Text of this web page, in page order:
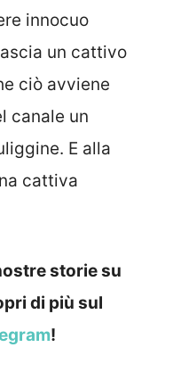
innocuo
un cattivo
ciò avviene
canale un
E alla
cattiva
storie su
di più sul
!